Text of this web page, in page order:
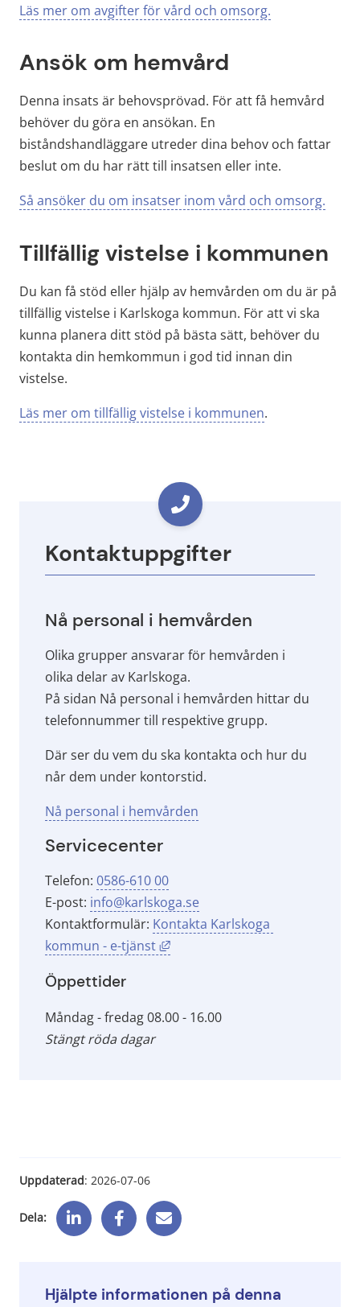
Läs mer om avgifter för vård och omsorg.
Ansök om hemvård
Denna insats är behovsprövad. För att få hemvård
behöver du göra en ansökan. En
biståndshandläggare utreder dina behov och fattar
beslut om du har rätt till insatsen eller inte.
Så ansöker du om insatser inom vård och omsorg.
Tillfällig vistelse i kommunen
Du kan få stöd eller hjälp av hemvården om du är på
tillfällig vistelse i Karlskoga kommun. För att vi ska
kunna planera ditt stöd på bästa sätt, behöver du
kontakta din hemkommun i god tid innan din
vistelse.
Läs mer om tillfällig vistelse i kommunen.
Kontaktuppgifter
Nå personal i hemvården
Olika grupper ansvarar för hemvården i
olika delar av Karlskoga.
På sidan Nå personal i hemvården hittar du
telefonnummer till respektive grupp.
Där ser du vem du ska kontakta och hur du
når dem under kontorstid.
Nå personal i hemvården
Servicecenter
Telefon: 0586-610 00
E-post: info@karlskoga.se
Kontaktformulär: Kontakta Karlskoga
kommun - e-tjänst
Länk till annan webbplats,
Öppettider
Måndag - fredag 08.00 - 16.00
Stängt röda dagar
Uppdaterad: 2026-07-06
Dela:
Hjälpte informationen på denna